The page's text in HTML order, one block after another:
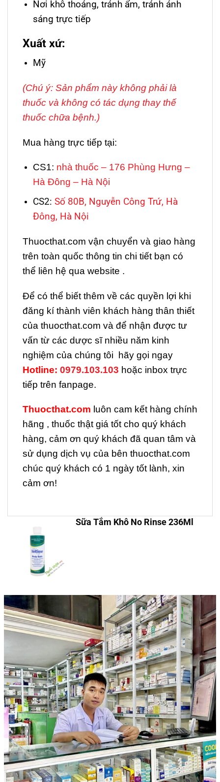
Nơi khô thoáng, tránh ẩm, tránh ánh
sáng trực tiếp
Xuất xứ:
Mỹ
(Chú ý: Sản phẩm này không phải là
thuốc và không có tác dụng thay thế
thuốc chữa bệnh.)
Mua hàng trực tiếp tại:
CS1: nhà thuốc – 176 Phùng Hưng –
Hà Đông – Hà Nội
CS2: Số 80B, Nguyễn Công Trứ, Hà
Đông, Hà Nội
Thuocthat.com vận chuyển và giao hàng
trên toàn quốc thông tin chi tiết bạn có
thể liên hệ qua website .
Để có thể biết thêm về các quyền lợi khi
đăng kí thành viên khách hàng thân thiết
của thuocthat.com và để nhận được tư
vấn từ các dược sĩ nhiều năm kinh
nghiệm của chúng tôi hãy gọi ngay
Hotline: 0979.103.103 hoặc inbox trực
tiếp trên fanpage.
Thuocthat.com luôn cam kết hàng chính
hãng , thuốc thật giá tốt cho quý khách
hàng, cảm ơn quý khách đã quan tâm và
sử dụng dịch vụ của bên thuocthat.com
chúc quý khách có 1 ngày tốt lành, xin
cảm ơn!
Sữa Tắm Khô No Rinse 236Ml